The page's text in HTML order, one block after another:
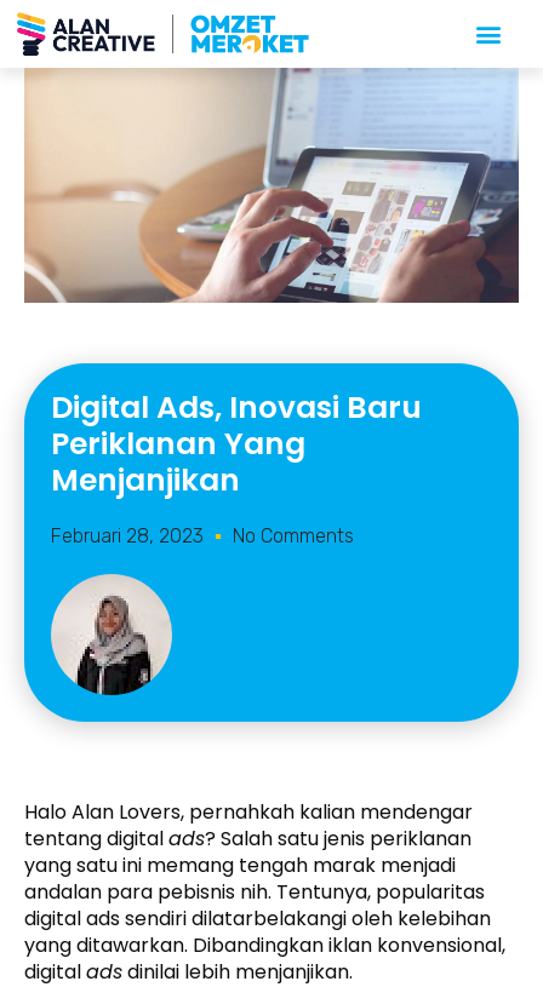
Digital Ads, Inovasi Baru
Periklanan Yang
Menjanjikan
Februari 28, 2023 No Comments
Halo Alan Lovers, pernahkah kalian mendengar
tentang digitalads? Salah satu jenis periklanan
yang satu ini memang tengah marak menjadi
andalan para pebisnis nih. Tentunya, popularitas
digital ads sendiri dilatarbelakangi oleh kelebihan
yang ditawarkan. Dibandingkan iklan konvensional,
digitaladsdinilai lebih menjanjikan.